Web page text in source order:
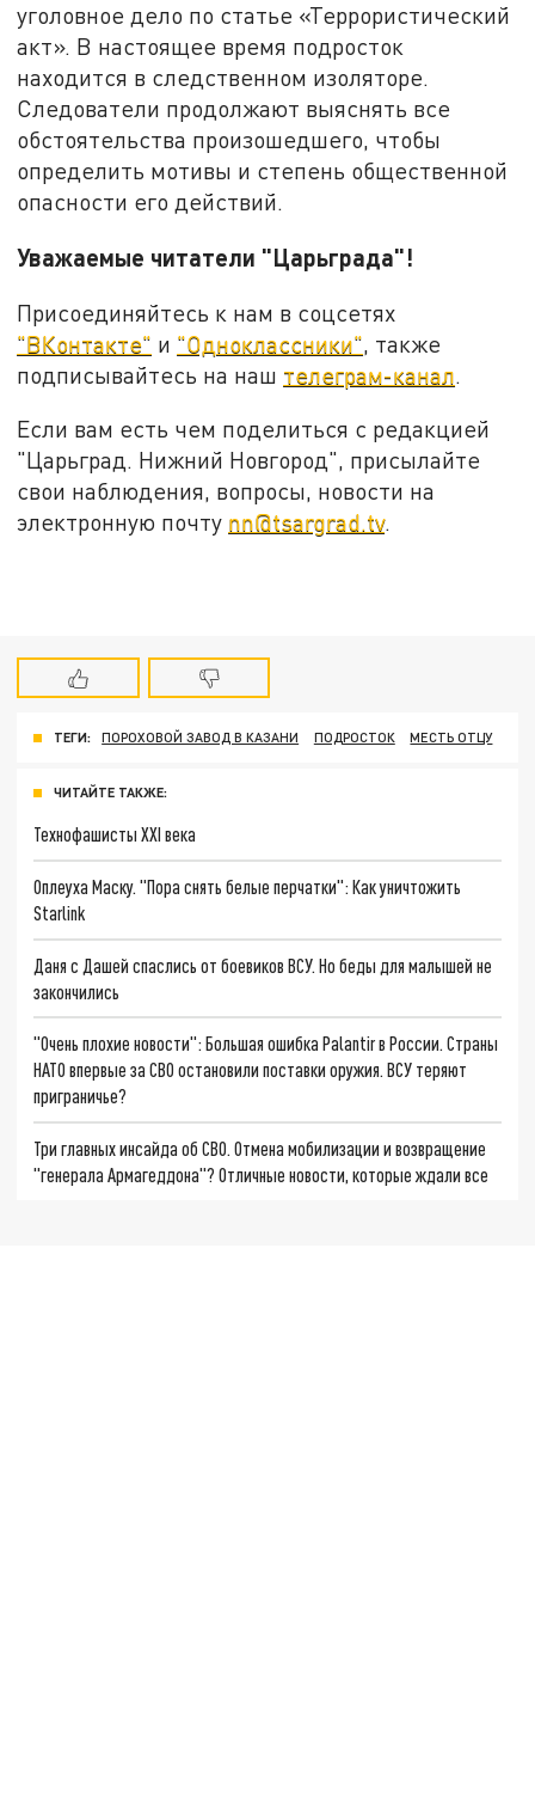
уголовное дело по статье «Террористический
акт». В настоящее время подросток
находится в следственном изоляторе.
Следователи продолжают выяснять все
обстоятельства произошедшего, чтобы
определить мотивы и степень общественной
опасности его действий.
Уважаемые читатели "Царьграда"!
Присоединяйтесь к нам в соцсетях
"ВКонтакте" и "Одноклассники" , также
подписывайтесь на наш телеграм-канал
Если вам есть чем поделиться с редакцией
"Царьград. Нижний Новгород", присылайте
свои наблюдения, вопросы, новости на
электронную почту nn@tsargrad.tv.
ТЕГИ: ПОРОХОВОЙ ЗАВОД В КАЗАНИ ПОДРОСТОК МЕСТЬ ОТЦУ
ЧИТАЙТЕ ТАКЖЕ:
Технофашисты XXI века
Оплеуха Маску. "Пора снять белые перчатки": Как уничтожить
Starlink
Даня с Дашей спаслись от боевиков ВСУ. Но беды для малышей не
закончились
"Очень плохие новости": Большая ошибка Palantir в России. Страны
НАТО впервые за СВО остановили поставки оружия. ВСУ теряют
приграничье?
Три главных инсайда об СВО. Отмена мобилизации и возвращение
"генерала Армагеддона"? Отличные новости, которые ждали все